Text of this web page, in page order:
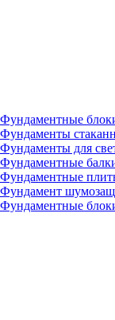
Фундаментные
Фундаменты
Фундаменты для
Фундаментные
Фундаментные
Фундамент
Фундаментные